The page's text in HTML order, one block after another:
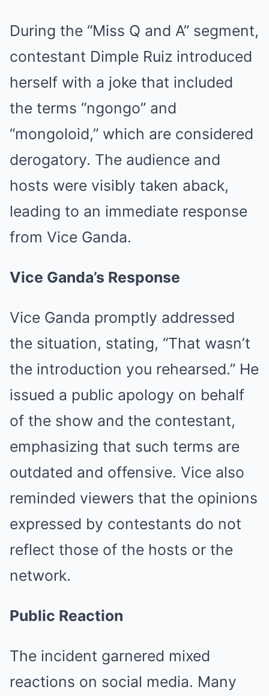
During the “Miss Q and A” segment,
contestant Dimple Ruiz introduced
herself with a joke that included
the terms “ngongo” and
“mongoloid,” which are considered
derogatory. The audience and
hosts were visibly taken aback,
leading to an immediate response
from Vice Ganda.
Vice Ganda’s Response
Vice Ganda promptly addressed
the situation, stating, “That wasn’t
the introduction you rehearsed.” He
issued a public apology on behalf
of the show and the contestant,
emphasizing that such terms are
outdated and offensive. Vice also
reminded viewers that the opinions
expressed by contestants do not
reflect those of the hosts or the
network.
Public Reaction
The incident garnered mixed
reactions on social media. Many